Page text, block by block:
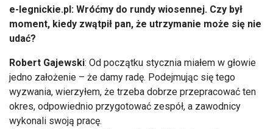
e-legnickie.pl: Wróćmy do rundy wiosennej. Czy był
moment, kiedy zwątpił pan, że utrzymanie może się nie
udać?
Robert Gajewski: Od początku stycznia miałem w głowie
jedno założenie – że damy radę. Podejmując się tego
wyzwania, wierzyłem, że trzeba dobrze przepracować ten
okres, odpowiednio przygotować zespół, a zawodnicy
wykonali swoją pracę.